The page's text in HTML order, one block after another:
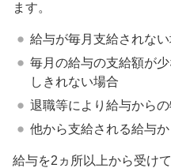
ます。
給与が毎月支給されな
毎月の給与の支給額が
しきれない場合
退職等により給与から
他から支給される給与
給与を2ヵ所以上から受け